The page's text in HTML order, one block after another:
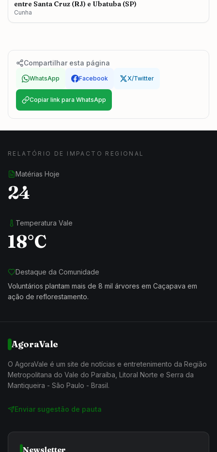
entre Santa Cruz (RJ) e Ubatuba (SP)
Cunha
Compartilhar esta página
WhatsApp Facebook X/Twitter
Copiar link para WhatsApp
RELATÓRIO DE IMPACTO REGIONAL
Matérias Hoje
24
Temperatura Vale
18°C
Destaque da Comunidade
Voluntários plantam mais de 8 mil árvores em Caçapava em
ação de reflorestamento.
AgoraVale
O AgoraVale é um site de notícias e entretenimento da Região
Metropolitana do Vale do Paraíba, Litoral Norte e Serra da
Mantiqueira - São Paulo - Brasil.
Enviar sugestão de pauta
Newsletter